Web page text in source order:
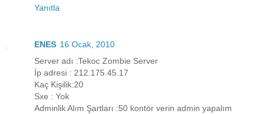
Yanıtla
ENES 16 Ocak, 2010
Server adı :Tekoc Zombie Server
İp adresi : 212.175.45.17
Kaç Kişilik:20
Sxe : Yok
Adminlik Alım Şartları :50 kontör verin admin yapalım